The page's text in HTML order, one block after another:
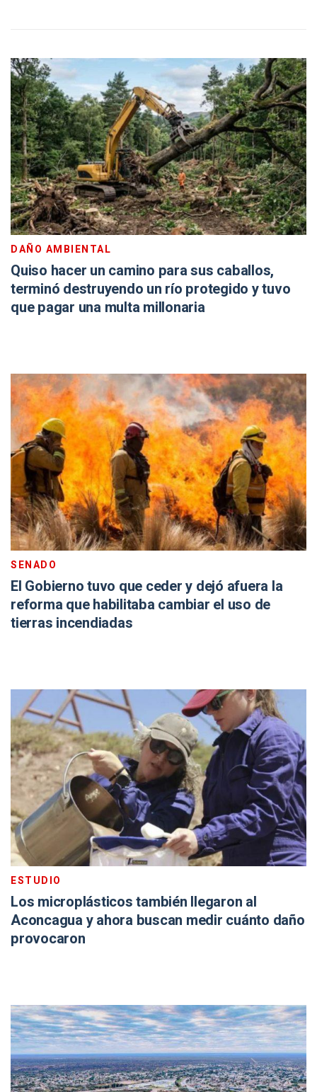
DAÑO AMBIENTAL
Quiso hacer un camino para sus caballos,
terminó destruyendo un río protegido y tuvo
que pagar una multa millonaria
SENADO
El Gobierno tuvo que ceder y dejó afuera la
reforma que habilitaba cambiar el uso de
tierras incendiadas
ESTUDIO
Los microplásticos también llegaron al
Aconcagua y ahora buscan medir cuánto daño
provocaron